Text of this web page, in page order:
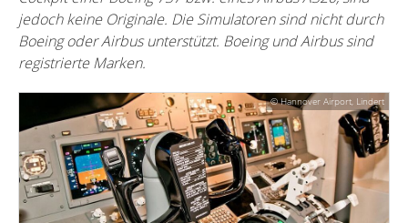
© Hannover Airport, Lindert
jedoch keine Originale. Die Simulatoren sind nicht durch
Boeing oder Airbus unterstützt. Boeing und Airbus sind
registrierte Marken.